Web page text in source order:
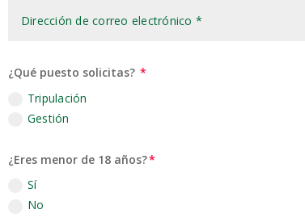
¿Qué puesto solicitas?
Tripulación
Gestión
¿Eres menor de 18 años?
Sí
No